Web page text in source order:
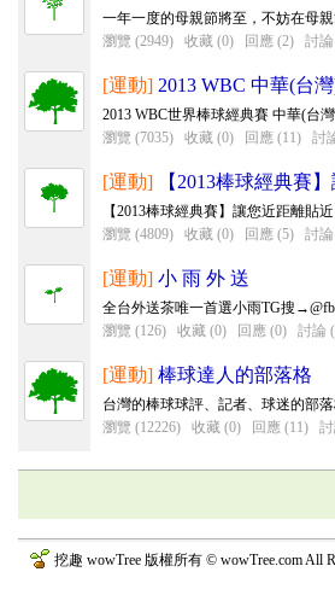
一年一度的母親節將至，不妨在母
瀏覽 (2949)
收藏 (0) 回應 (2) 討
[運動] 2013 WBC 中華(台
2013 WBC世界棒球經典賽 中華(台
瀏覽 (7035)
收藏 (0) 回應 (11) 討
[運動] 【2013棒球經典賽
【2013棒球經典賽】讓您近距離貼
瀏覽 (4809)
收藏 (0) 回應 (5) 討
[運動] 小 雨 外 送
全台外送茶唯一首選小雨TG搜
瀏覽 (126)
收藏 (0) 回應 (0) 討論
[運動] 棒球達人的部落格
台灣的棒球球評、記者、球迷的部
瀏覽 (12226)
收藏 (0) 回應 (11)
挖趣 wowTree 版權所有 © wowTree.com All